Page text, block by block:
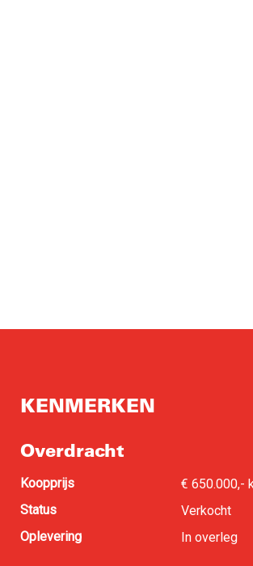
KENMERKEN
Overdracht
Koopprijs
€ 650.000,-
Status
Verkocht
Oplevering
In overleg